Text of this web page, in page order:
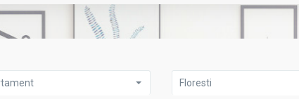
Floresti